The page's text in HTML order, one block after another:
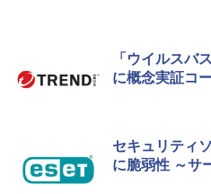
「ウイルスバ
に概念実証コ
セキュリティ
に脆弱性 ～サ